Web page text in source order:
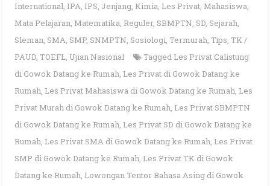
International, IPA, IPS, Jenjang, Kimia, Les Privat, Mahasiswa,
Mata Pelajaran, Matematika, Reguler, SBMPTN, SD, Sejarah,
Sleman, SMA, SMP, SNMPTN, Sosiologi, Termurah, Tips, TK /
PAUD, TOEFL, Ujian Nasional Tagged Les Privat Calistung
di Gowok Datang ke Rumah, Les Privat di Gowok Datang ke
Rumah, Les Privat Mahasiswa di Gowok Datang ke Rumah, Les
Privat Murah di Gowok Datang ke Rumah, Les Privat SBMPTN
di Gowok Datang ke Rumah, Les Privat SD di Gowok Datang ke
Rumah, Les Privat SMA di Gowok Datang ke Rumah, Les Privat
SMP di Gowok Datang ke Rumah, Les Privat TK di Gowok
Datang ke Rumah, Lowongan Tentor Bahasa Asing di Gowok